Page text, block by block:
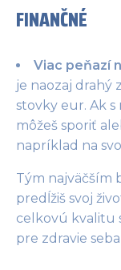
FINANČNÉ
Viac peňazí
je naozaj drahý
stovky eur. Ak
môžeš sporiť
napríklad na
Tým najväčším
predĺžiš svoj
celkovú kvalitu
pre zdravie